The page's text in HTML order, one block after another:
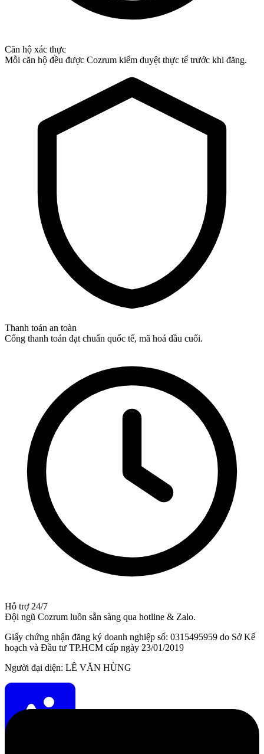
Căn hộ xác thực
Mỗi căn hộ đều được Cozrum kiểm duyệt thực tế trước khi đăng.
Thanh toán an toàn
Cổng thanh toán đạt chuẩn quốc tế, mã hoá đầu cuối.
Hỗ trợ 24/7
Đội ngũ Cozrum luôn sẵn sàng qua hotline & Zalo.
Giấy chứng nhận đăng ký doanh nghiệp số: 0315495959 do Sở Kế
hoạch và Đầu tư TP.HCM cấp ngày 23/01/2019
Người đại diện: LÊ VĂN HÙNG